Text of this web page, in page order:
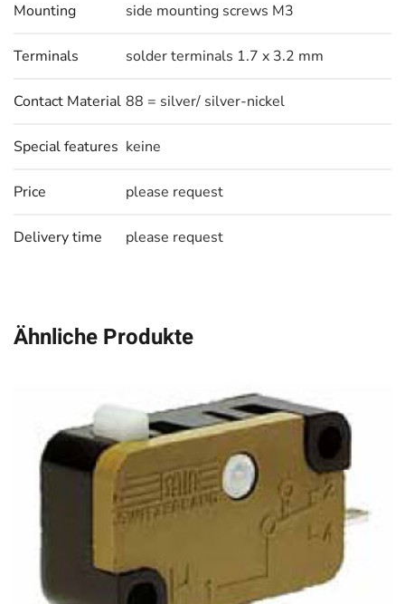
Mounting side mounting screws M3
Terminals solder terminals 1.7 x 3.2 mm
Contact Material 88 = silver/ silver-nickel
Special features keine
Price please request
Delivery time please request
Ähnliche Produkte